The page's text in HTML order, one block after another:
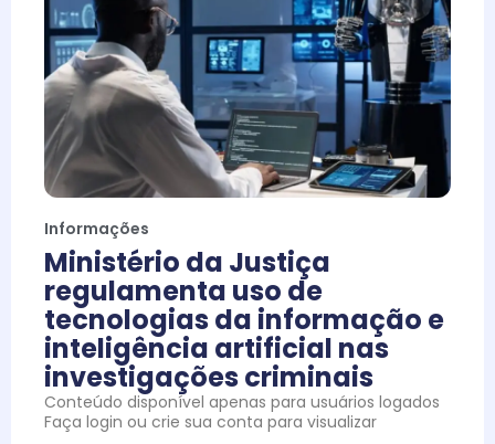
Informações
Ministério da Justiça
regulamenta uso de
tecnologias da informação e
inteligência artificial nas
investigações criminais
Conteúdo disponível apenas para usuários logados
Faça login ou crie sua conta para visualizar